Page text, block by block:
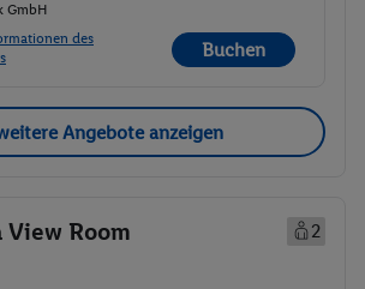
GmbH
des
Buchen
Angebote anzeigen
View Room
2